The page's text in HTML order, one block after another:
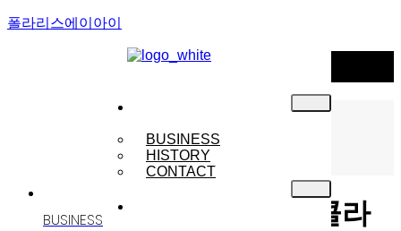
폴라리스에이아이
BUSINESS
HISTORY
CONTACT
BUSINESS
NEWS
리노스 키플링, 4년만의 콜라